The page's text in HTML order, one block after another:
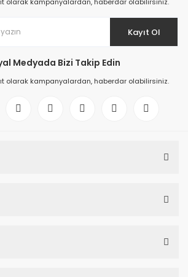
Kayıt Ol
Medyada Bizi Takip Edin
olarak kampanyalardan, haberdar olabilirsiniz.